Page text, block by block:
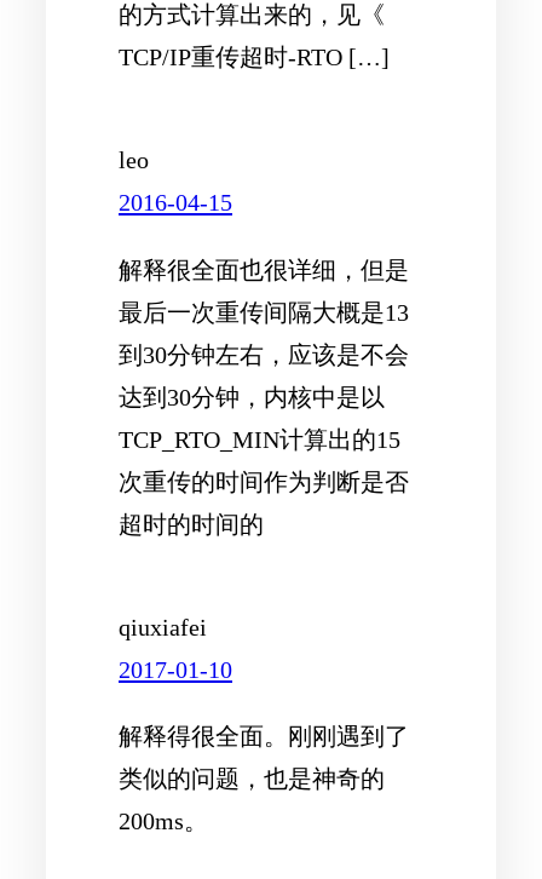
的方式计算出来的，见《
TCP/IP重传超时-RTO […]
leo
2016-04-15
解释很全面也很详细，但是
最后一次重传间隔大概是13
到30分钟左右，应该是不会
达到30分钟，内核中是以
TCP_RTO_MIN计算出的15
次重传的时间作为判断是否
超时的时间的
qiuxiafei
2017-01-10
解释得很全面。刚刚遇到了
类似的问题，也是神奇的
200ms。